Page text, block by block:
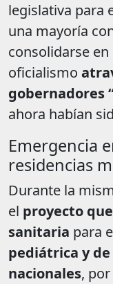
legislativa para
una mayoría
consolidarse
oficialismo
gobernadores
ahora habían
Emergencia
residencias
Durante la
el proyecto
sanitaria para
pediátrica y
nacionales,